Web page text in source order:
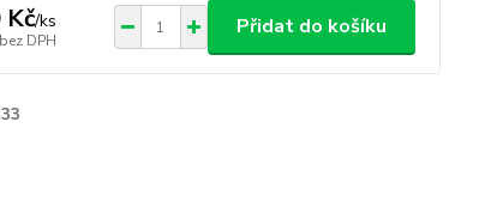
Kč/ks
bez DPH
Přidat do košíku